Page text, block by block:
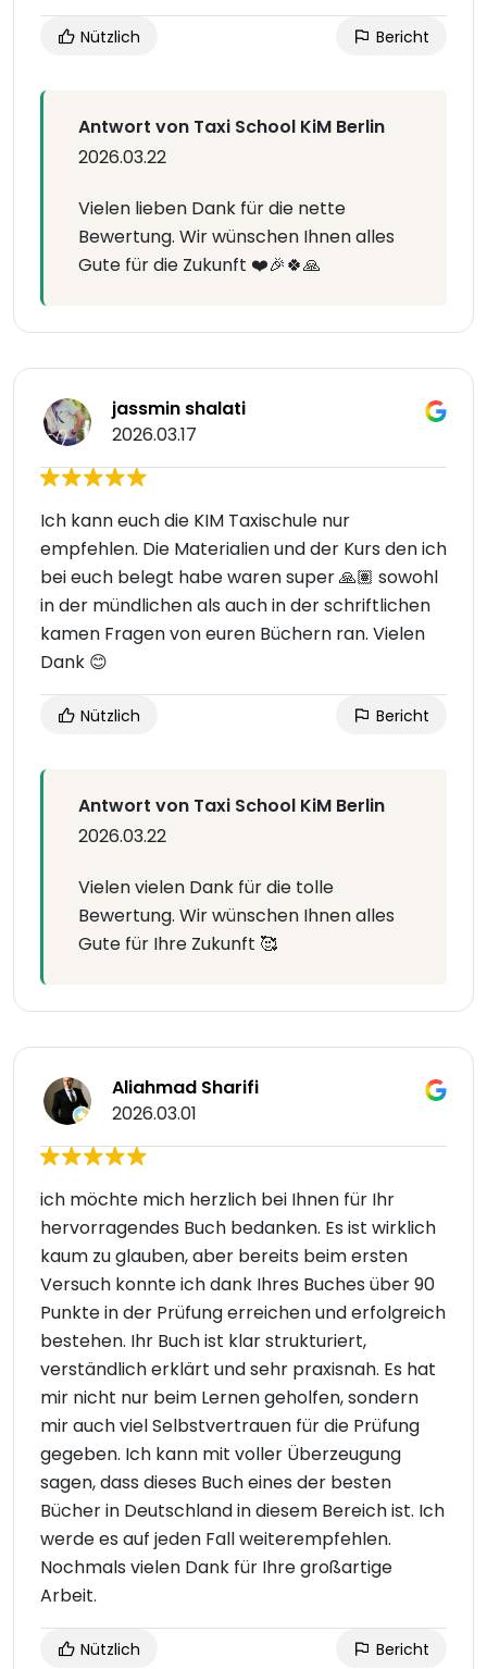
Nützlich Bericht
Antwort von Taxi School KiM Berlin
2026.03.22
Vielen lieben Dank für die nette
Bewertung. Wir wünschen Ihnen alles
Gute für die Zukunft ❤️🎉🍀🙏
jassmin shalati
2026.03.17
Ich kann euch die KIM Taxischule nur
empfehlen. Die Materialien und der Kurs den ich
bei euch belegt habe waren super 🙏🏽 sowohl
in der mündlichen als auch in der schriftlichen
kamen Fragen von euren Büchern ran. Vielen
Dank 😊
Nützlich Bericht
Antwort von Taxi School KiM Berlin
2026.03.22
Vielen vielen Dank für die tolle
Bewertung. Wir wünschen Ihnen alles
Gute für Ihre Zukunft 🥰
Aliahmad Sharifi
2026.03.01
ich möchte mich herzlich bei Ihnen für Ihr
hervorragendes Buch bedanken. Es ist wirklich
kaum zu glauben, aber bereits beim ersten
Versuch konnte ich dank Ihres Buches über 90
Punkte in der Prüfung erreichen und erfolgreich
bestehen. Ihr Buch ist klar strukturiert,
verständlich erklärt und sehr praxisnah. Es hat
mir nicht nur beim Lernen geholfen, sondern
mir auch viel Selbstvertrauen für die Prüfung
gegeben. Ich kann mit voller Überzeugung
sagen, dass dieses Buch eines der besten
Bücher in Deutschland in diesem Bereich ist. Ich
werde es auf jeden Fall weiterempfehlen.
Nochmals vielen Dank für Ihre großartige
Arbeit.
Nützlich Bericht